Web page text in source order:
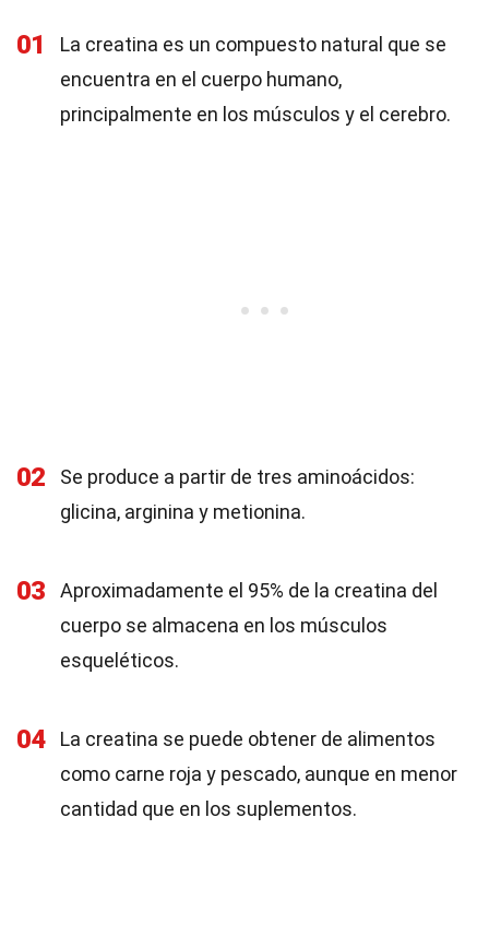
01
La creatina es un compuesto natural que se
encuentra en el cuerpo humano,
principalmente en los músculos y el cerebro.
02
Se produce a partir de tres aminoácidos:
glicina, arginina y metionina.
03
Aproximadamente el 95% de la creatina del
cuerpo se almacena en los músculos
esqueléticos.
04
La creatina se puede obtener de alimentos
como carne roja y pescado, aunque en menor
cantidad que en los suplementos.